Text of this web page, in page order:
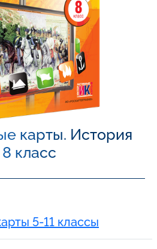
карты. История
класс
5-11 классы